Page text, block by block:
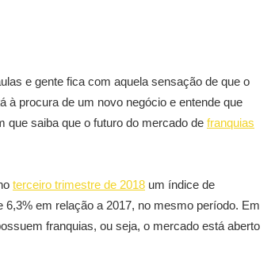
e gente fica com aquela sensação de que o
procura de um novo negócio e entende que
que saiba que o futuro do mercado de franquias
terceiro trimestre de 2018 um índice de
em relação a 2017, no mesmo período. Em
franquias, ou seja, o mercado está aberto